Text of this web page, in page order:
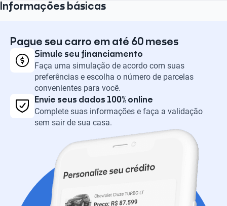
Informações básicas
Pague seu carro em até 60 meses
Simule seu financiamento
Faça uma simulação de acordo com suas
preferências e escolha o número de parcelas
convenientes para você.
Envie seus dados 100% online
Complete suas informações e faça a validação
sem sair de sua casa.